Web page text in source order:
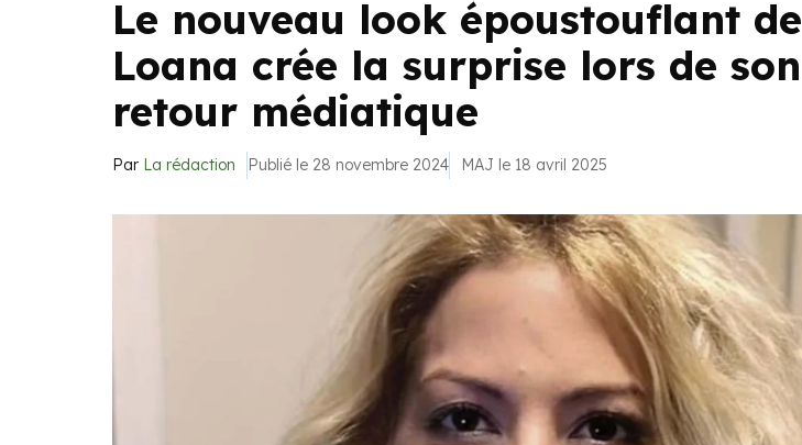
Le nouveau look époustouflant de
Loana crée la surprise lors de son
retour médiatique
Par La rédaction Publié le 28 novembre 2024 MAJ le 18 avril 2025